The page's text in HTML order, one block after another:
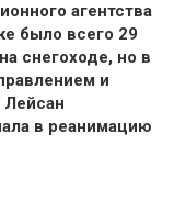
агентства
было всего 29
снегоходе, но в
и
в реанимацию